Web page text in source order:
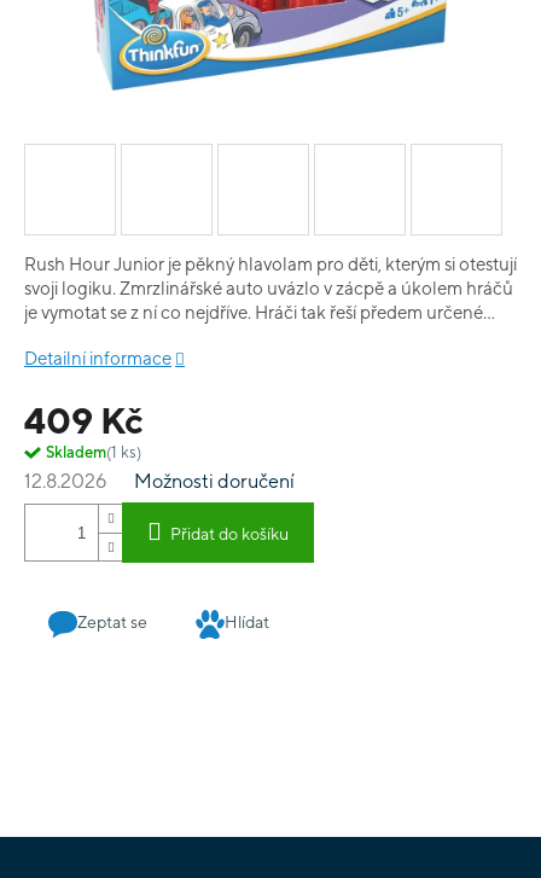
409 Kč
Skladem(1 ks)
12.8.2026 Možnosti doručení
Přidat do košíku
Rush Hour Junior je pěkný hlavolam pro děti, kterým si otestují
svoji logiku. Zmrzlinářské auto uvázlo v zácpě a úkolem hráčů
je vymotat se z ní co nejdříve. Hráči tak řeší předem určené
pořádně potápí mozek. Hra je pěkně zpracovaná, obsahuje
sporťáky. Rush Hour Junior je velmi pěkná hra, kterou
můžeme všem doporučit;) Starším dětem a dospělým pak
doporučujeme originální Rush Hour!
Detailní informace
Zeptat se Hlídat